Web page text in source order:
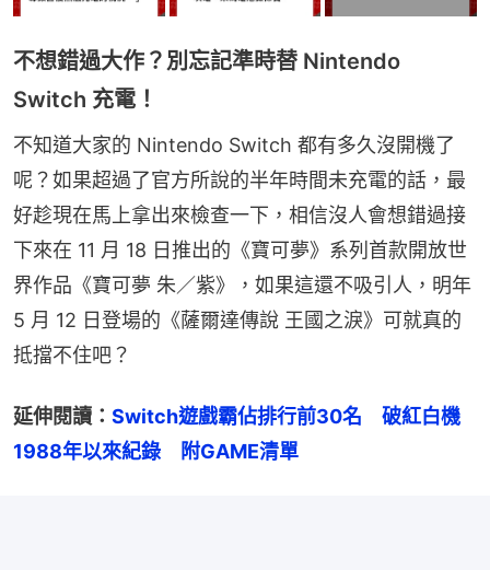
不想錯過大作？別忘記準時替 Nintendo
Switch 充電！
不知道大家的 Nintendo Switch 都有多久沒開機了
呢？如果超過了官方所說的半年時間未充電的話，最
好趁現在馬上拿出來檢查一下，相信沒人會想錯過接
下來在 11 月 18 日推出的《寶可夢》系列首款開放世
界作品《寶可夢 朱／紫》，如果這還不吸引人，明年
5 月 12 日登場的《薩爾達傳說 王國之淚》可就真的
抵擋不住吧？
延伸閱讀： Switch遊戲霸佔排行前30名　破紅白機
1988年以來紀錄　附GAME清單